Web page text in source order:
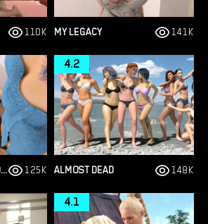
110K MY LEGACY 141K
ARIANA’S PERVERTED DIARY 125K ALMOST DEAD
4.2
148K
4.1